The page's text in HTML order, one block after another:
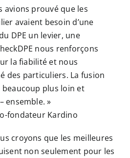
avions prouvé que les
avaient besoin d’une
DPE un levier, une
nous renforçons
la fiabilité et nous
des particuliers. La fusion
beaucoup plus loin et
ensemble. »
fondateur Kardino
croyons que les meilleures
non seulement pour les